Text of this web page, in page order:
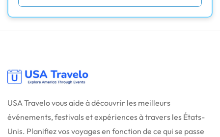
USA Travelo vous aide à découvrir les meilleurs
événements, festivals et expériences à travers les États-
Unis. Planifiez vos voyages en fonction de ce qui se passe